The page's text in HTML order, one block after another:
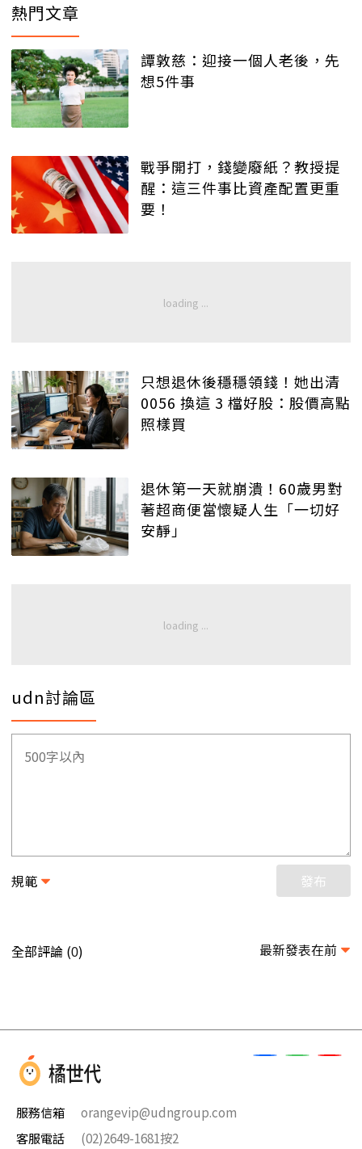
熱門文章
譚敦慈：迎接一個人老後，先
想5件事
戰爭開打，錢變廢紙？教授提
醒：這三件事比資產配置更重
要！
只想退休後穩穩領錢！她出清
0056 換這 3 檔好股：股價高點
照樣買
退休第一天就崩潰！60歲男對
著超商便當懷疑人生「一切好
安靜」
udn討論區
規範 發布
全部評論 (0) 最新發表在前
服務信箱
orangevip@udngroup.com
客服電話
(02)2649-1681按2